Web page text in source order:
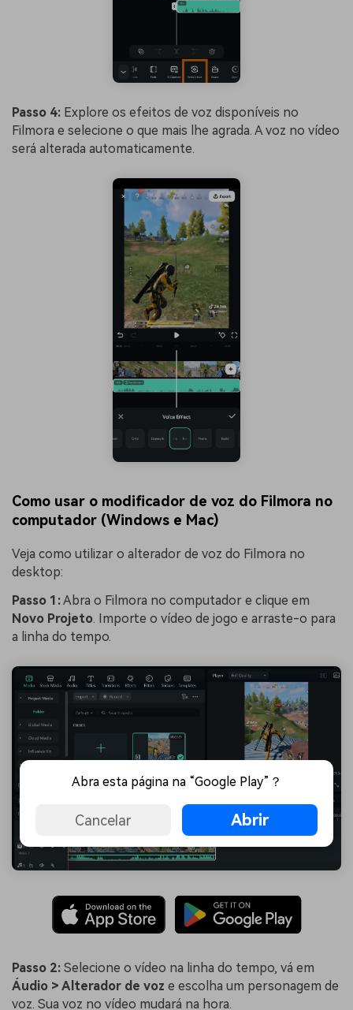
Passo 4: Explore os efeitos de voz disponíveis no
Filmora e selecione o que mais lhe agrada. A voz no vídeo
será alterada automaticamente.
Como usar o modificador de voz do Filmora no
computador (Windows e Mac)
Veja como utilizar o alterador de voz do Filmora no
desktop:
Passo 1:Abra o Filmora no computador e clique em
Novo Projeto. Importe o vídeo de jogo e arraste-o para
a linha do tempo.
Passo 2: Selecione o vídeo na linha do tempo, vá em
Áudio > Alterador de voz e escolha um personagem de
voz. Sua voz no vídeo mudará na hora.
Abra esta página na “Google Play”？
Cancelar Abrir